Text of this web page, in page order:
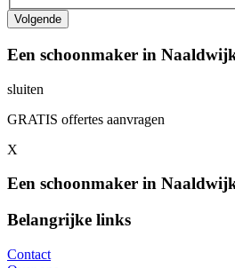
Een schoonmaker in
sluiten
GRATIS offertes aanvragen
X
Een schoonmaker in
Belangrijke links
Contact